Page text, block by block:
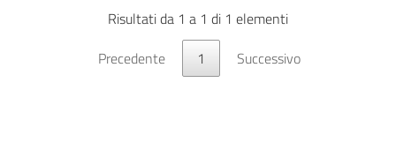
Risultati da 1 a 1 di 1 elementi
Precedente
1 Successivo